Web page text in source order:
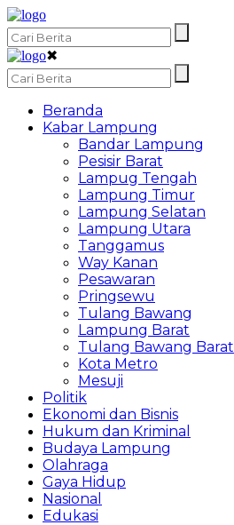
✖
Beranda
Kabar Lampung
Bandar Lampung
Pesisir Barat
Lampug Tengah
Lampung Timur
Lampung Selatan
Lampung Utara
Tanggamus
Way Kanan
Pesawaran
Pringsewu
Tulang Bawang
Lampung Barat
Tulang Bawang Barat
Kota Metro
Mesuji
Politik
Ekonomi dan Bisnis
Hukum dan Kriminal
Budaya Lampung
Olahraga
Gaya Hidup
Nasional
Edukasi